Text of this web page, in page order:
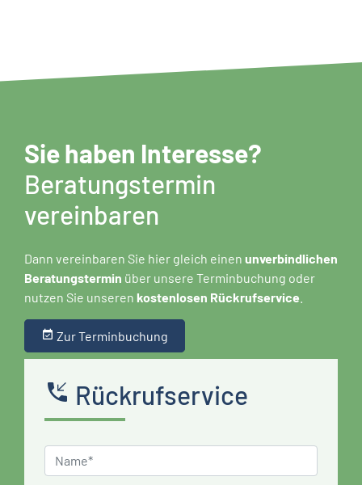
Sie haben Interesse?
Beratungstermin
vereinbaren
Dann vereinbaren Sie hier gleich einen unverbindlichen
Beratungstermin über unsere Terminbuchung oder
nutzen Sie unseren kostenlosen Rückrufservice
event_available Zur Terminbuchung
phone_callback Rückrufservice